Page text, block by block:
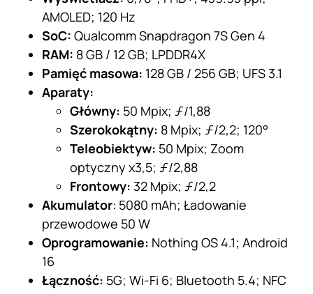
AMOLED; 120 Hz
SoC: Qualcomm Snapdragon 7S Gen 4
RAM: 8 GB / 12 GB; LPDDR4X
Pamięć masowa: 128 GB / 256 GB; UFS 3.1
Aparaty:
Główny: 50 Mpix; ƒ/1,88
Szerokokątny: 8 Mpix; ƒ/2,2; 120­°
Teleobiektyw: 50 Mpix; Zoom
optyczny x3,5; ƒ/2,88
Frontowy: 32 Mpix; ƒ/2,2
Akumulator: 5080 mAh; Ładowanie
przewodowe 50 W
Oprogramowanie: Nothing OS 4.1; Android
16
Łączność: 5G; Wi-Fi 6; Bluetooth 5.4; NFC